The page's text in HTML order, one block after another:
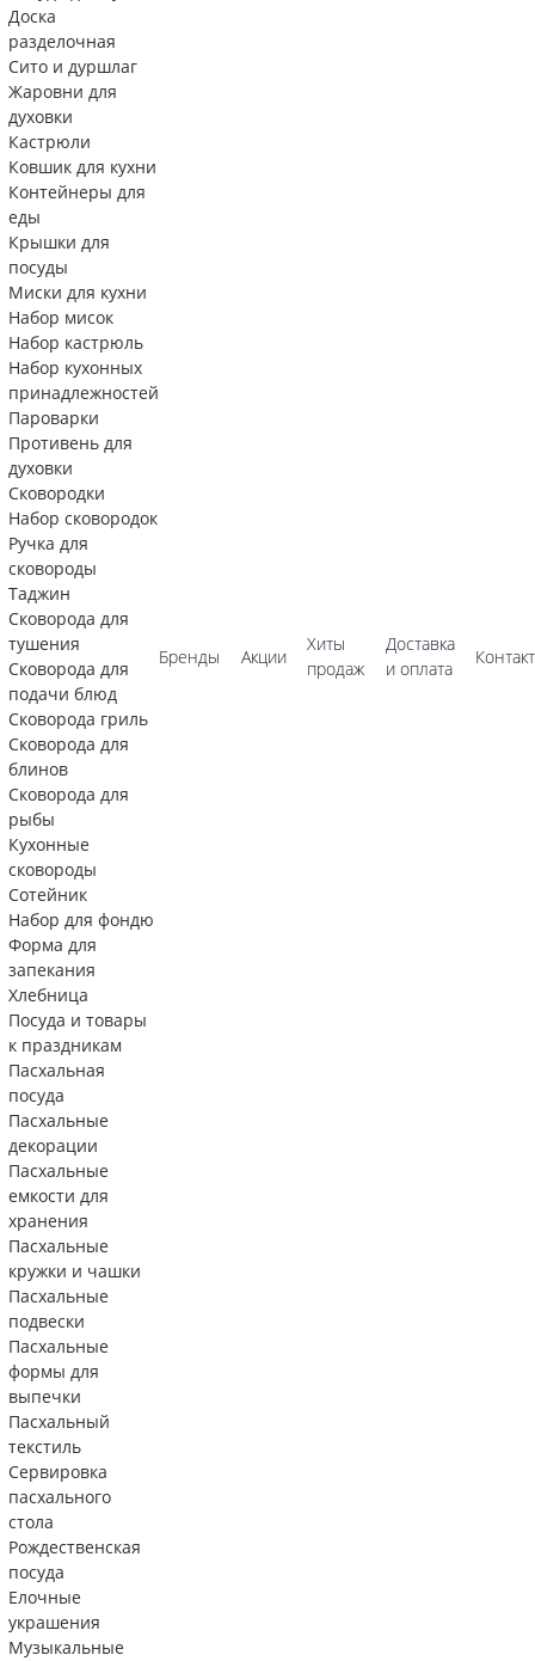
Доска
разделочная
Сито и дуршлаг
Жаровни для
духовки
Кастрюли
Ковшик для кухни
Контейнеры для
еды
Крышки для
посуды
Миски для кухни
Набор мисок
Набор кастрюль
Набор кухонных
принадлежностей
Пароварки
Противень для
духовки
Сковородки
Набор сковородок
Ручка для
сковороды
Таджин
Сковорода для
тушения
Сковорода для
подачи блюд
Сковорода гриль
Сковорода для
блинов
Сковорода для
рыбы
Кухонные
сковороды
Сотейник
Набор для фондю
Форма для
запекания
Хлебница
Посуда и товары
к праздникам
Пасхальная
посуда
Пасхальные
декорации
Пасхальные
емкости для
хранения
Пасхальные
кружки и чашки
Пасхальные
подвески
Пасхальные
формы для
выпечки
Пасхальный
текстиль
Сервировка
пасхального
стола
Рождественская
посуда
Елочные
украшения
Музыкальные
Бренды Акции
Хиты
продаж
Доставка
и оплата